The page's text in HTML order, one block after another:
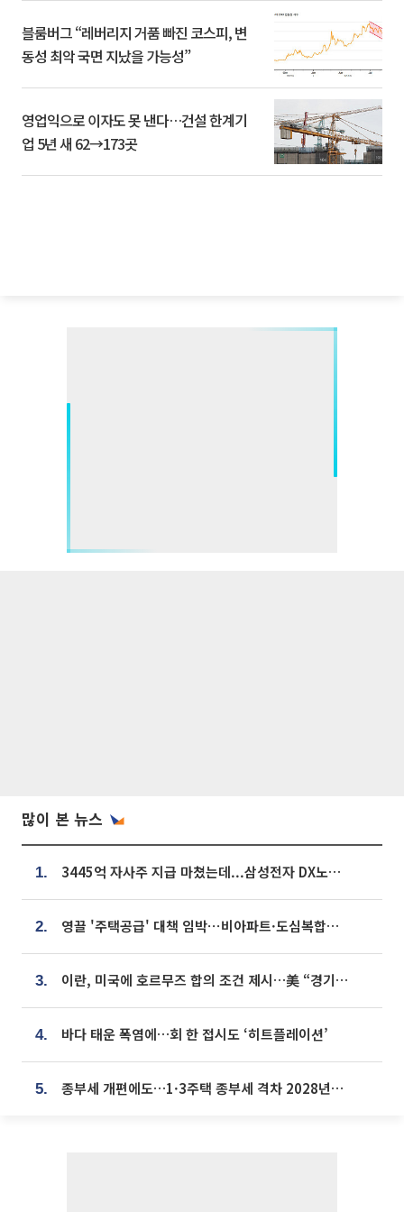
블룸버그 “레버리지 거품 빠진 코스피, 변
동성 최악 국면 지났을 가능성”
영업익으로 이자도 못 낸다…건설 한계기
업 5년 새 62→173곳
많이 본 뉴스
1. 3445억 자사주 지급 마쳤는데...삼성전자 DX노조, 뒤늦은 '떼쓰기 집회'
2. 영끌 '주택공급' 대책 임박⋯비아파트·도심복합까지 총동원
3. 이란, 미국에 호르무즈 합의 조건 제시…美 “경기 아직 안 끝나” [종합]
4. 바다 태운 폭염에…회 한 접시도 ‘히트플레이션’
5. 종부세 개편에도…1·3주택 종부세 격차 2028년부터 확대